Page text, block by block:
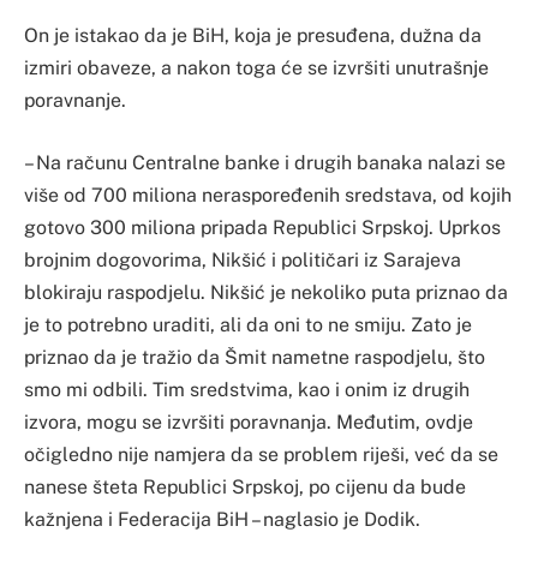
On je istakao da je BiH, koja je presuđena, dužna da
izmiri obaveze, a nakon toga će se izvršiti unutrašnje
poravnanje.
– Na računu Centralne banke i drugih banaka nalazi se
više od 700 miliona neraspoređenih sredstava, od kojih
gotovo 300 miliona pripada Republici Srpskoj. Uprkos
brojnim dogovorima, Nikšić i političari iz Sarajeva
blokiraju raspodjelu. Nikšić je nekoliko puta priznao da
je to potrebno uraditi, ali da oni to ne smiju. Zato je
priznao da je tražio da Šmit nametne raspodjelu, što
smo mi odbili. Tim sredstvima, kao i onim iz drugih
izvora, mogu se izvršiti poravnanja. Međutim, ovdje
očigledno nije namjera da se problem riješi, već da se
nanese šteta Republici Srpskoj, po cijenu da bude
kažnjena i Federacija BiH – naglasio je Dodik.